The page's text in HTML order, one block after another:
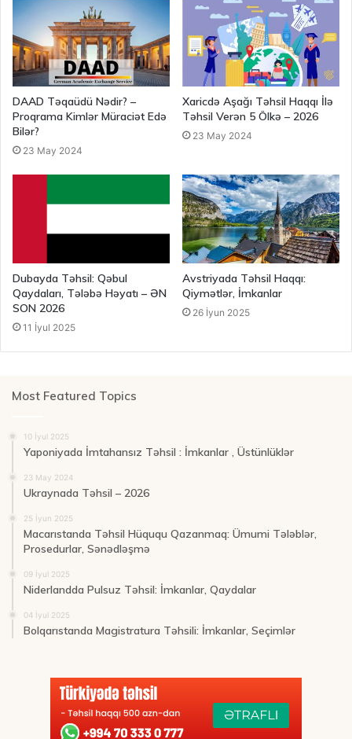
DAAD Təqaüdü Nədir? –
Proqrama Kimlər Müraciət Edə
Bilər?
23 May 2024
Xaricdə Aşağı Təhsil Haqqı İlə
Təhsil Verən 5 Ölkə – 2026
23 May 2024
Dubayda Təhsil: Qəbul
Qaydaları, Tələbə Həyatı – ƏN
SON 2026
11 İyul 2025
Avstriyada Təhsil Haqqı:
Qiymətlər, İmkanlar
26 İyun 2025
Most Featured Topics
10 İyul 2025
Yaponiyada İmtahansız Təhsil : İmkanlar , Üstünlüklər
23 May 2024
Ukraynada Təhsil – 2026
25 İyun 2025
Macarıstanda Təhsil Hüququ Qazanmaq: Ümumi Tələblər,
Prosedurlar, Sənədləşmə
09 İyul 2025
Niderlandda Pulsuz Təhsil: İmkanlar, Qaydalar
04 İyul 2025
Bolqarıstanda Magistratura Təhsili: İmkanlar, Seçimlər